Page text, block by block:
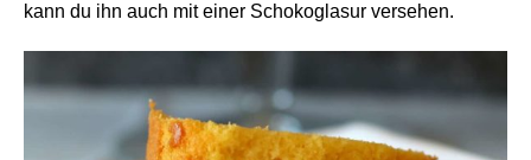
kann du ihn auch mit einer Schokoglasur versehen.